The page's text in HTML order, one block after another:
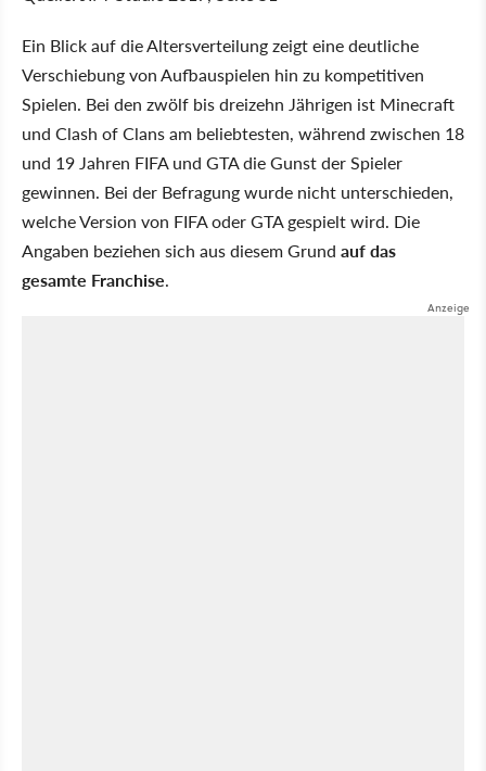
Ein Blick auf die Altersverteilung zeigt eine deutliche
Verschiebung von Aufbauspielen hin zu kompetitiven
Spielen. Bei den zwölf bis dreizehn Jährigen ist Minecraft
und Clash of Clans am beliebtesten, während zwischen 18
und 19 Jahren FIFA und GTA die Gunst der Spieler
gewinnen. Bei der Befragung wurde nicht unterschieden,
welche Version von FIFA oder GTA gespielt wird. Die
Angaben beziehen sich aus diesem Grund auf das
gesamte Franchise.